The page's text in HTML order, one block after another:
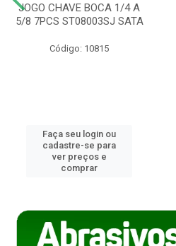
JOGO CHAVE BOCA 1/4 A
5/8 7PCS ST08003SJ SATA
Código: 10815
Faça seu login ou
cadastre-se para
ver preços e
comprar